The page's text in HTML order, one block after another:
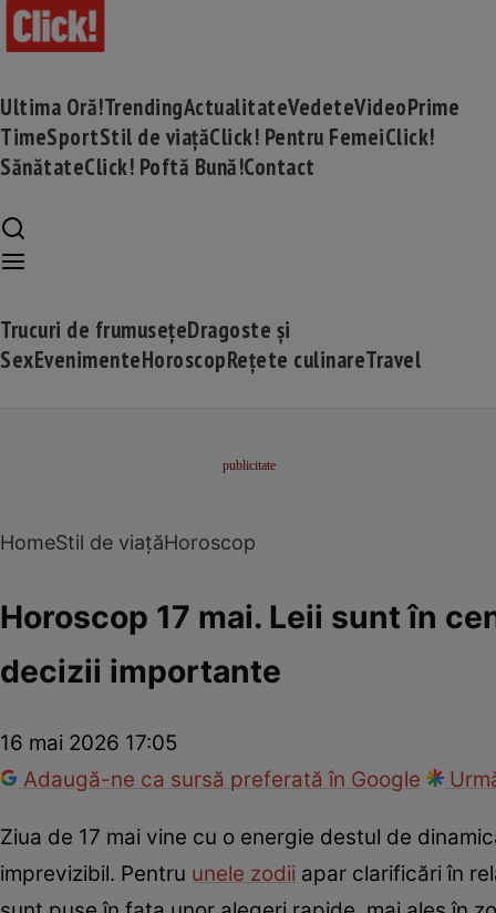
Ultima Oră!TrendingActualitateVedeteVideoPrime
TimeSportStil de viațăClick! Pentru FemeiClick!
SănătateClick! Poftă Bună!Contact
Trucuri de frumusețeDragoste și
SexEvenimenteHoroscopRețete culinareTravel
HomeStil de viațăHoroscop
Horoscop 17 mai. Leii sunt în
decizii importante
16 mai 2026 17:05
Adaugă-ne ca sursă preferată în Google
Ziua de 17 mai vine cu o energie destul de
imprevizibil. Pentru unele zodii apar clarificări în